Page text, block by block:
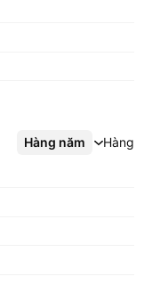
Hàng năm Hàng
Xem thêm